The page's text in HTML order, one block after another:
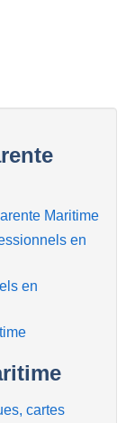
Maritime
en
en
cartes